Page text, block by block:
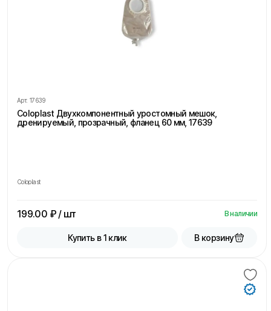
Арт. 17639
Coloplast Двухкомпонентный уростомный мешок,
дренируемый, прозрачный, фланец 60 мм, 17639
Coloplast
199.00 ₽ / шт В наличии
Купить в 1 клик В корзину